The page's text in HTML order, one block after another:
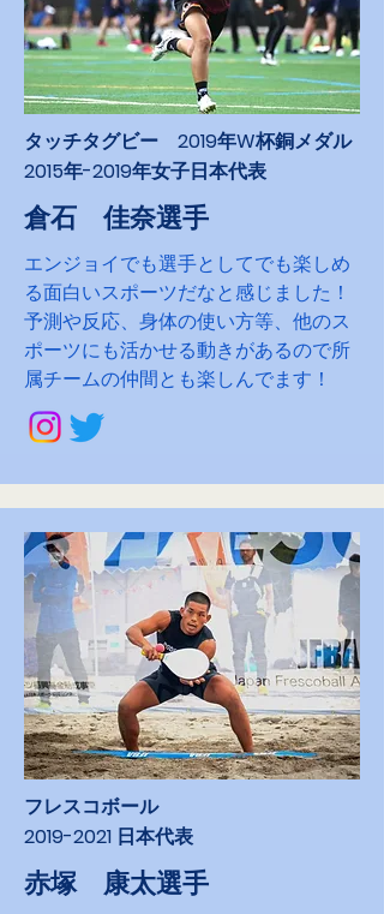
​タッチタグビー 2019年W杯銅メダル
2015年-2019年女子日本代表
​倉石 佳奈選手
エンジョイでも選手としてでも楽しめ
る面白いスポーツだなと感じました！
予測や反応、身体の使い方等、他のス
ポーツにも活かせる動きがあるので所
属チームの仲間とも楽しんでます！
​フレスコボール
2019-2021 日本代表
赤塚 康太選手